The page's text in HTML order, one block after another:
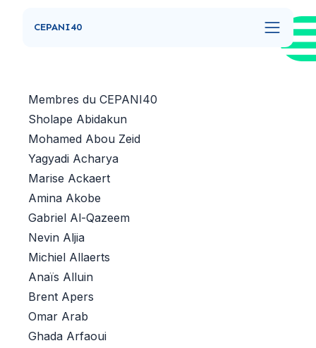
CEPANI40
Membres du CEPANI40
Sholape Abidakun
Mohamed Abou Zeid
Yagyadi Acharya
Marise Ackaert
Amina Akobe
Gabriel Al-Qazeem
Nevin Aljia
Michiel Allaerts
Anaïs Alluin
Brent Apers
Omar Arab
Ghada Arfaoui